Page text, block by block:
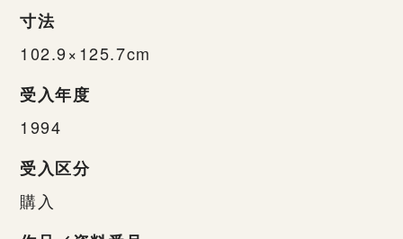
寸法
102.9×125.7cm
受入年度
1994
受入区分
購入